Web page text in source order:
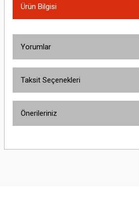
Ürün Bilgisi
Yorumlar
Taksit Seçenekleri
Önerileriniz
yetersiz gördüğünüz noktaları öneri